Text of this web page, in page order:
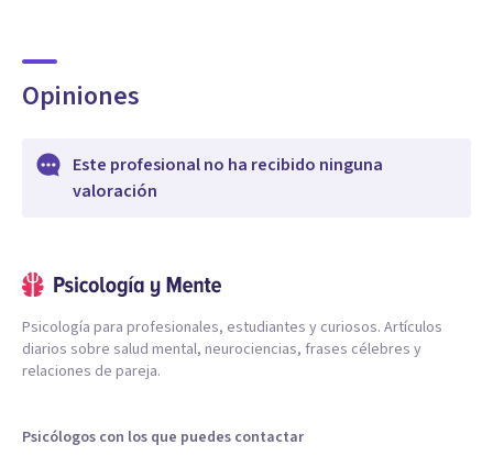
Opiniones
Este profesional no ha recibido ninguna
valoración
Psicología para profesionales, estudiantes y curiosos. Artículos
diarios sobre salud mental, neurociencias, frases célebres y
relaciones de pareja.
Psicólogos con los que puedes contactar